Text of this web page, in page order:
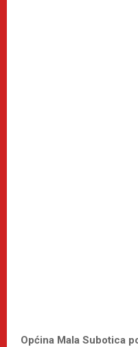
Općina Mala Subotica